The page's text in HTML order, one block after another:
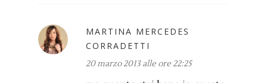
MARTINA MERCEDES
CORRADETTI
20 marzo 2013 alle ore 22:25